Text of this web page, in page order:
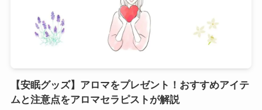
【安眠グッズ】アロマをプレゼント！おすすめアイテ
ムと注意点をアロマセラピストが解説